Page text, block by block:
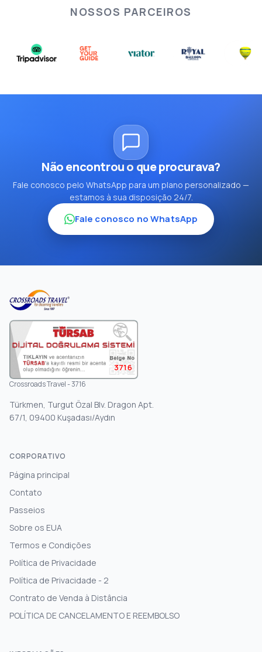
NOSSOS PARCEIROS
Não encontrou o que procurava?
Fale conosco pelo WhatsApp para um plano personalizado —
estamos à sua disposição 24/7.
Fale conosco no WhatsApp
3716
Crossroads Travel - 3716
Türkmen, Turgut Özal Blv. Dragon Apt.
67/1, 09400 Kuşadası/Aydın
CORPORATIVO
Página principal
Contato
Passeios
Sobre os EUA
Termos e Condições
Política de Privacidade
Política de Privacidade - 2
Contrato de Venda à Distância
POLÍTICA DE CANCELAMENTO E REEMBOLSO